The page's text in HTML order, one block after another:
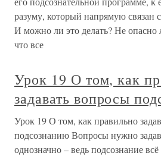
разуму, который напрямую связан
И можно ли это делать? Не опасно
что все
Урок 19 О том, как
задавать вопросы
Урок 19 О том, как правильно
подсознанию Вопросы нужно
однозначно – ведь подсознание